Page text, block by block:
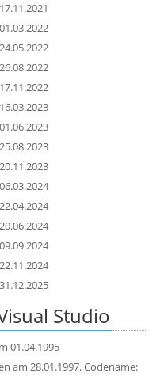
Studio
01.04.1995
am 28.01.1997. Codename: